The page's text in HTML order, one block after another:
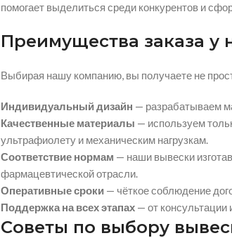
помогает выделиться среди конкурентов и
Преимущества заказа у
Выбирая нашу компанию, вы получаете не
Индивидуальный дизайн — разрабатываем
Качественные материалы — используем
ультрафиолету и механическим нагрузкам.
Соответствие нормам — наши вывески
фармацевтической отрасли.
Оперативные сроки— чёткое соблюдение
Поддержка на всех этапах— от консультации
Советы по выбору